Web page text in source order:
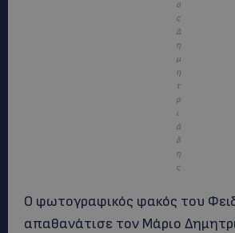
ο
ς
Δ
η
μ
η
τ
ρ
ι
ά
δ
η
ς
Ο φωτογραφικός φακός του
απαθανάτισε τον Μάριο